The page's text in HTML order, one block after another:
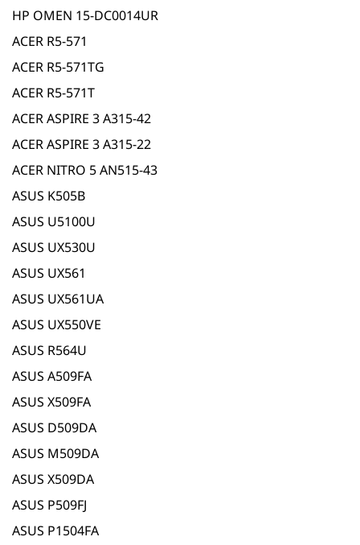
HP OMEN 15-DC0014UR
ACER R5-571
ACER R5-571TG
ACER R5-571T
ACER ASPIRE 3 A315-42
ACER ASPIRE 3 A315-22
ACER NITRO 5 AN515-43
ASUS K505B
ASUS U5100U
ASUS UX530U
ASUS UX561
ASUS UX561UA
ASUS UX550VE
ASUS R564U
ASUS A509FA
ASUS X509FA
ASUS D509DA
ASUS M509DA
ASUS X509DA
ASUS P509FJ
ASUS P1504FA